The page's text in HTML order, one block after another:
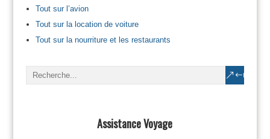
Tout sur l’avion
Tout sur la location de voiture
Tout sur la nourriture et les restaurants
Assistance Voyage